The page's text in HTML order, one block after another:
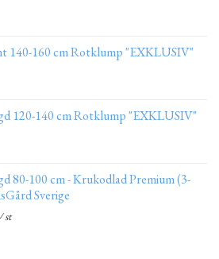
140-160 cm Rotklump "EXKLUSIV"
120-140 cm Rotklump "EXKLUSIV"
80-100 cm - Krukodlad Premium (3-
Sverige